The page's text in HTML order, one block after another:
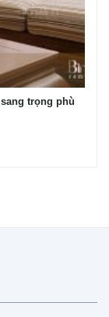
trọng phù